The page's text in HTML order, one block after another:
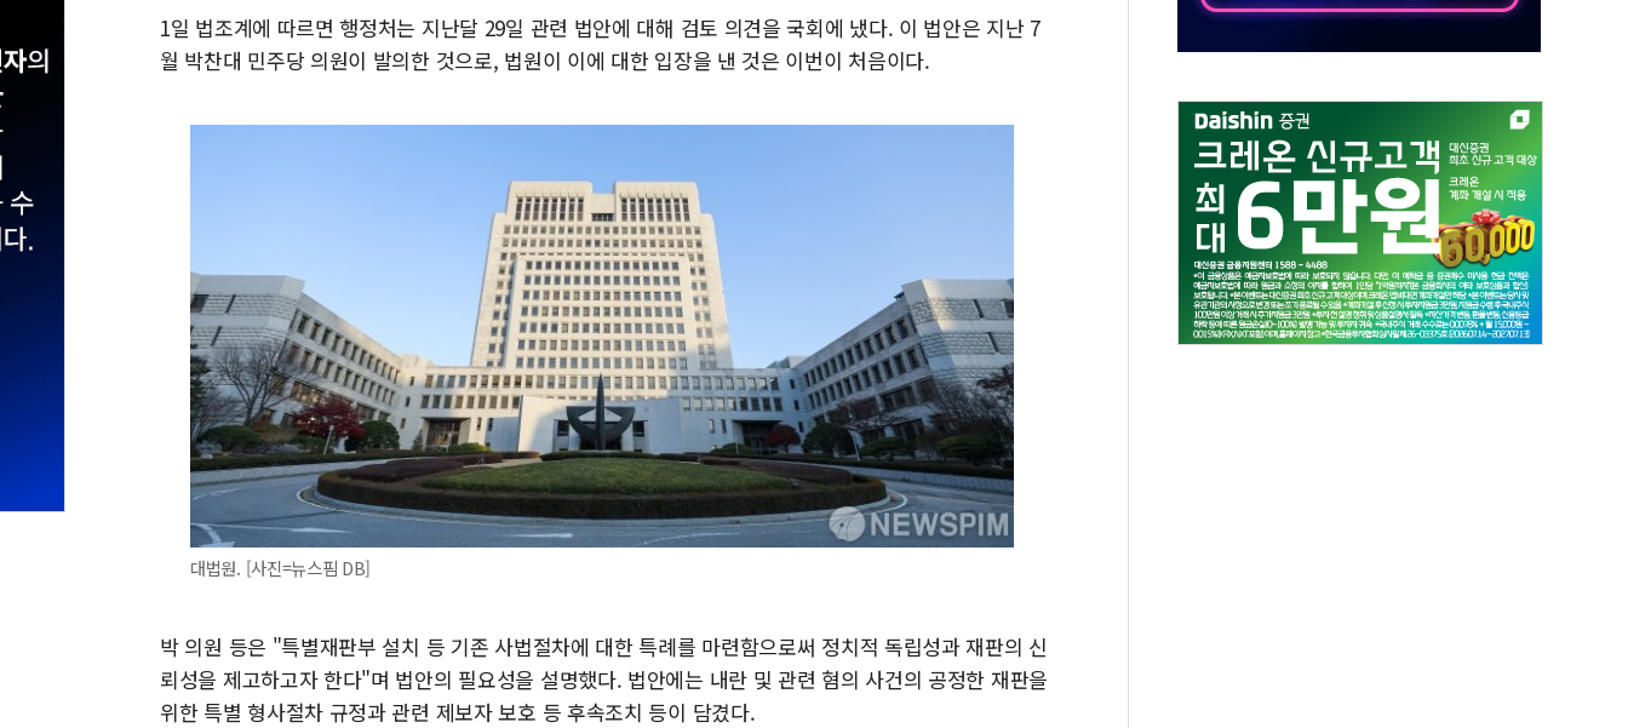
나경원 의원 "장기보유 1주택자 과도한 세금 부당"…소득세법 개정안 발의 예고
李대통령, 규제합리화위 부위원장에 김태유·국립외교원장에 김흥규
한병도 "국민의힘, 말로만 주택 공급…도시정비법·주택법 등 처리 협조하라"
1일 법조계에 따르면 행정처는 지난달 29일 관련 법안에 대해 검토 의견을 국회에 냈다. 이 법안은 지난 7
월 박찬대 민주당 의원이 발의한 것으로, 법원이 이에 대한 입장을 낸 것은 이번이 처음이다.
대법원. [사진=뉴스핌 DB]
박 의원 등은 "특별재판부 설치 등 기존 사법절차에 대한 특례를 마련함으로써 정치적 독립성과 재판의 신
뢰성을 제고하고자 한다"며 법안의 필요성을 설명했다. 법안에는 내란 및 관련 혐의 사건의 공정한 재판을
위한 특별 형사절차 규정과 관련 제보자 보호 등 후속조치 등이 담겼다.